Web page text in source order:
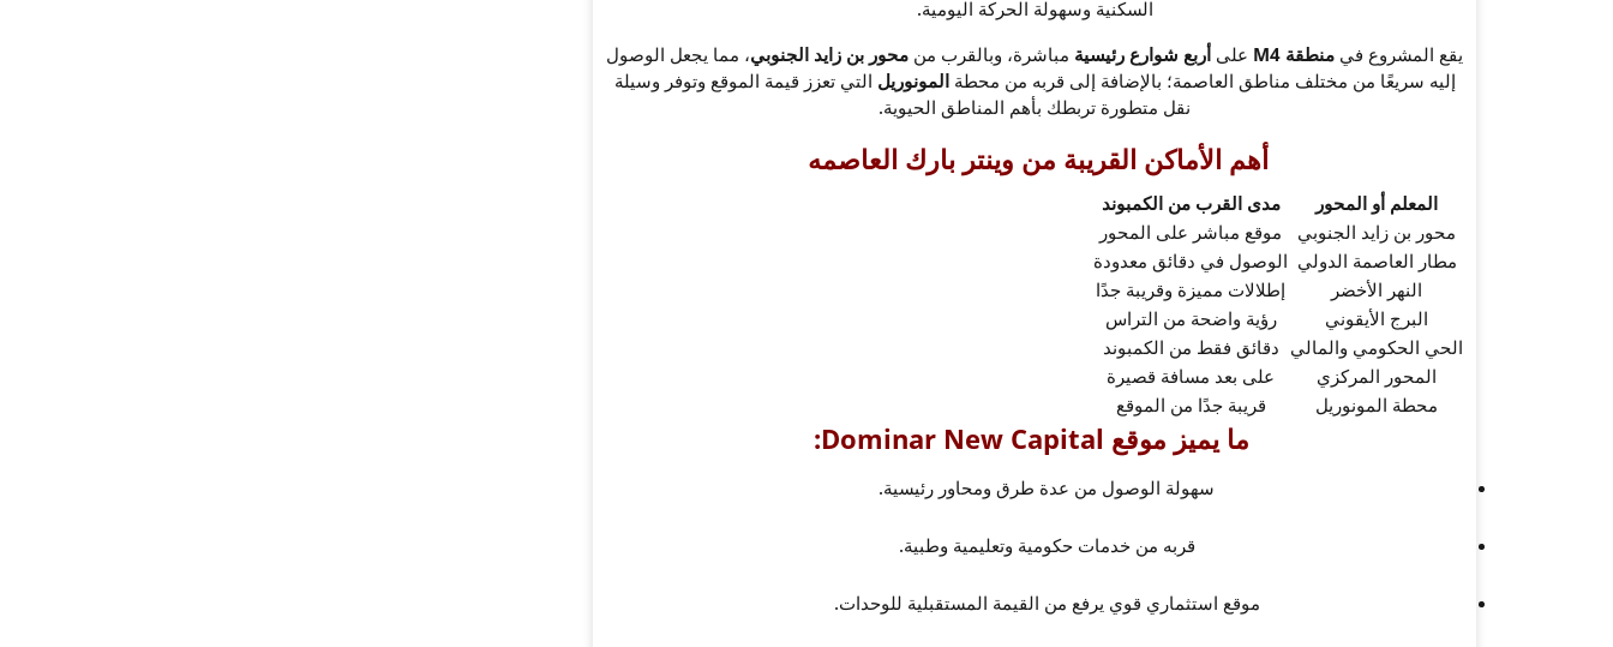
السكنية وسهولة الحركة اليومية.
يقع المشروع في منطقة M4 على أربع شوارع رئيسية مباشرة، وبالقرب من محور بن زايد الجنوبي، مما يجعل الوصول
إليه سريعًا من مختلف مناطق العاصمة؛ بالإضافة إلى قربه من محطةالمونوريل التي تعزز قيمة الموقع وتوفر وسيلة
نقل متطورة تربطك بأهم المناطق الحيوية.
أهم الأماكن القريبة من وينتر بارك العاصمه
المعلم أو المحور
مدى القرب من الكمبوند
محور بن زايد الجنوبي
موقع مباشر على المحور
مطار العاصمة الدولي الوصول في دقائق معدودة
النهر الأخضر
إطلالات مميزة وقريبة جدًا
البرج الأيقوني
رؤية واضحة من التراس
الحي الحكومي والمالي دقائق فقط من الكمبوند
المحور المركزي
على بعد مسافة قصيرة
محطة المونوريل
قريبة جدًا من الموقع
ما يميز موقع Dominar New Capital:
سهولة الوصول من عدة طرق ومحاور رئيسية.
قربه من خدمات حكومية وتعليمية وطبية.
موقع استثماري قوي يرفع من القيمة المستقبلية للوحدات.